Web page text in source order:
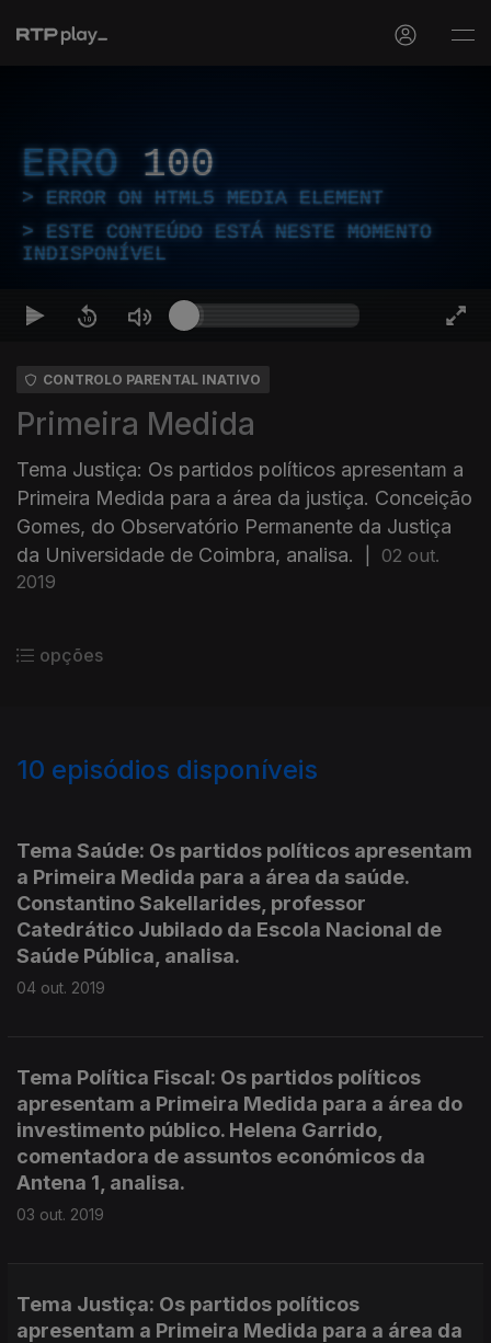
ERRO 100
ERROR ON HTML5 MEDIA ELEMENT
ESTE CONTEÚDO ESTÁ NESTE MOMENTO
INDISPONÍVEL
CONTROLO PARENTAL INATIVO
Primeira Medida
Tema Justiça: Os partidos políticos apresentam a
Primeira Medida para a área da justiça. Conceição
Gomes, do Observatório Permanente da Justiça
da Universidade de Coimbra, analisa.
02 out.
2019
opções
10 episódios disponíveis
Tema Saúde: Os partidos políticos apresentam
a Primeira Medida para a área da saúde.
Constantino Sakellarides, professor
Catedrático Jubilado da Escola Nacional de
Saúde Pública, analisa.
04 out. 2019
Tema Política Fiscal: Os partidos políticos
apresentam a Primeira Medida para a área do
investimento público. Helena Garrido,
comentadora de assuntos económicos da
Antena 1, analisa.
03 out. 2019
Tema Justiça: Os partidos políticos
apresentam a Primeira Medida para a área da